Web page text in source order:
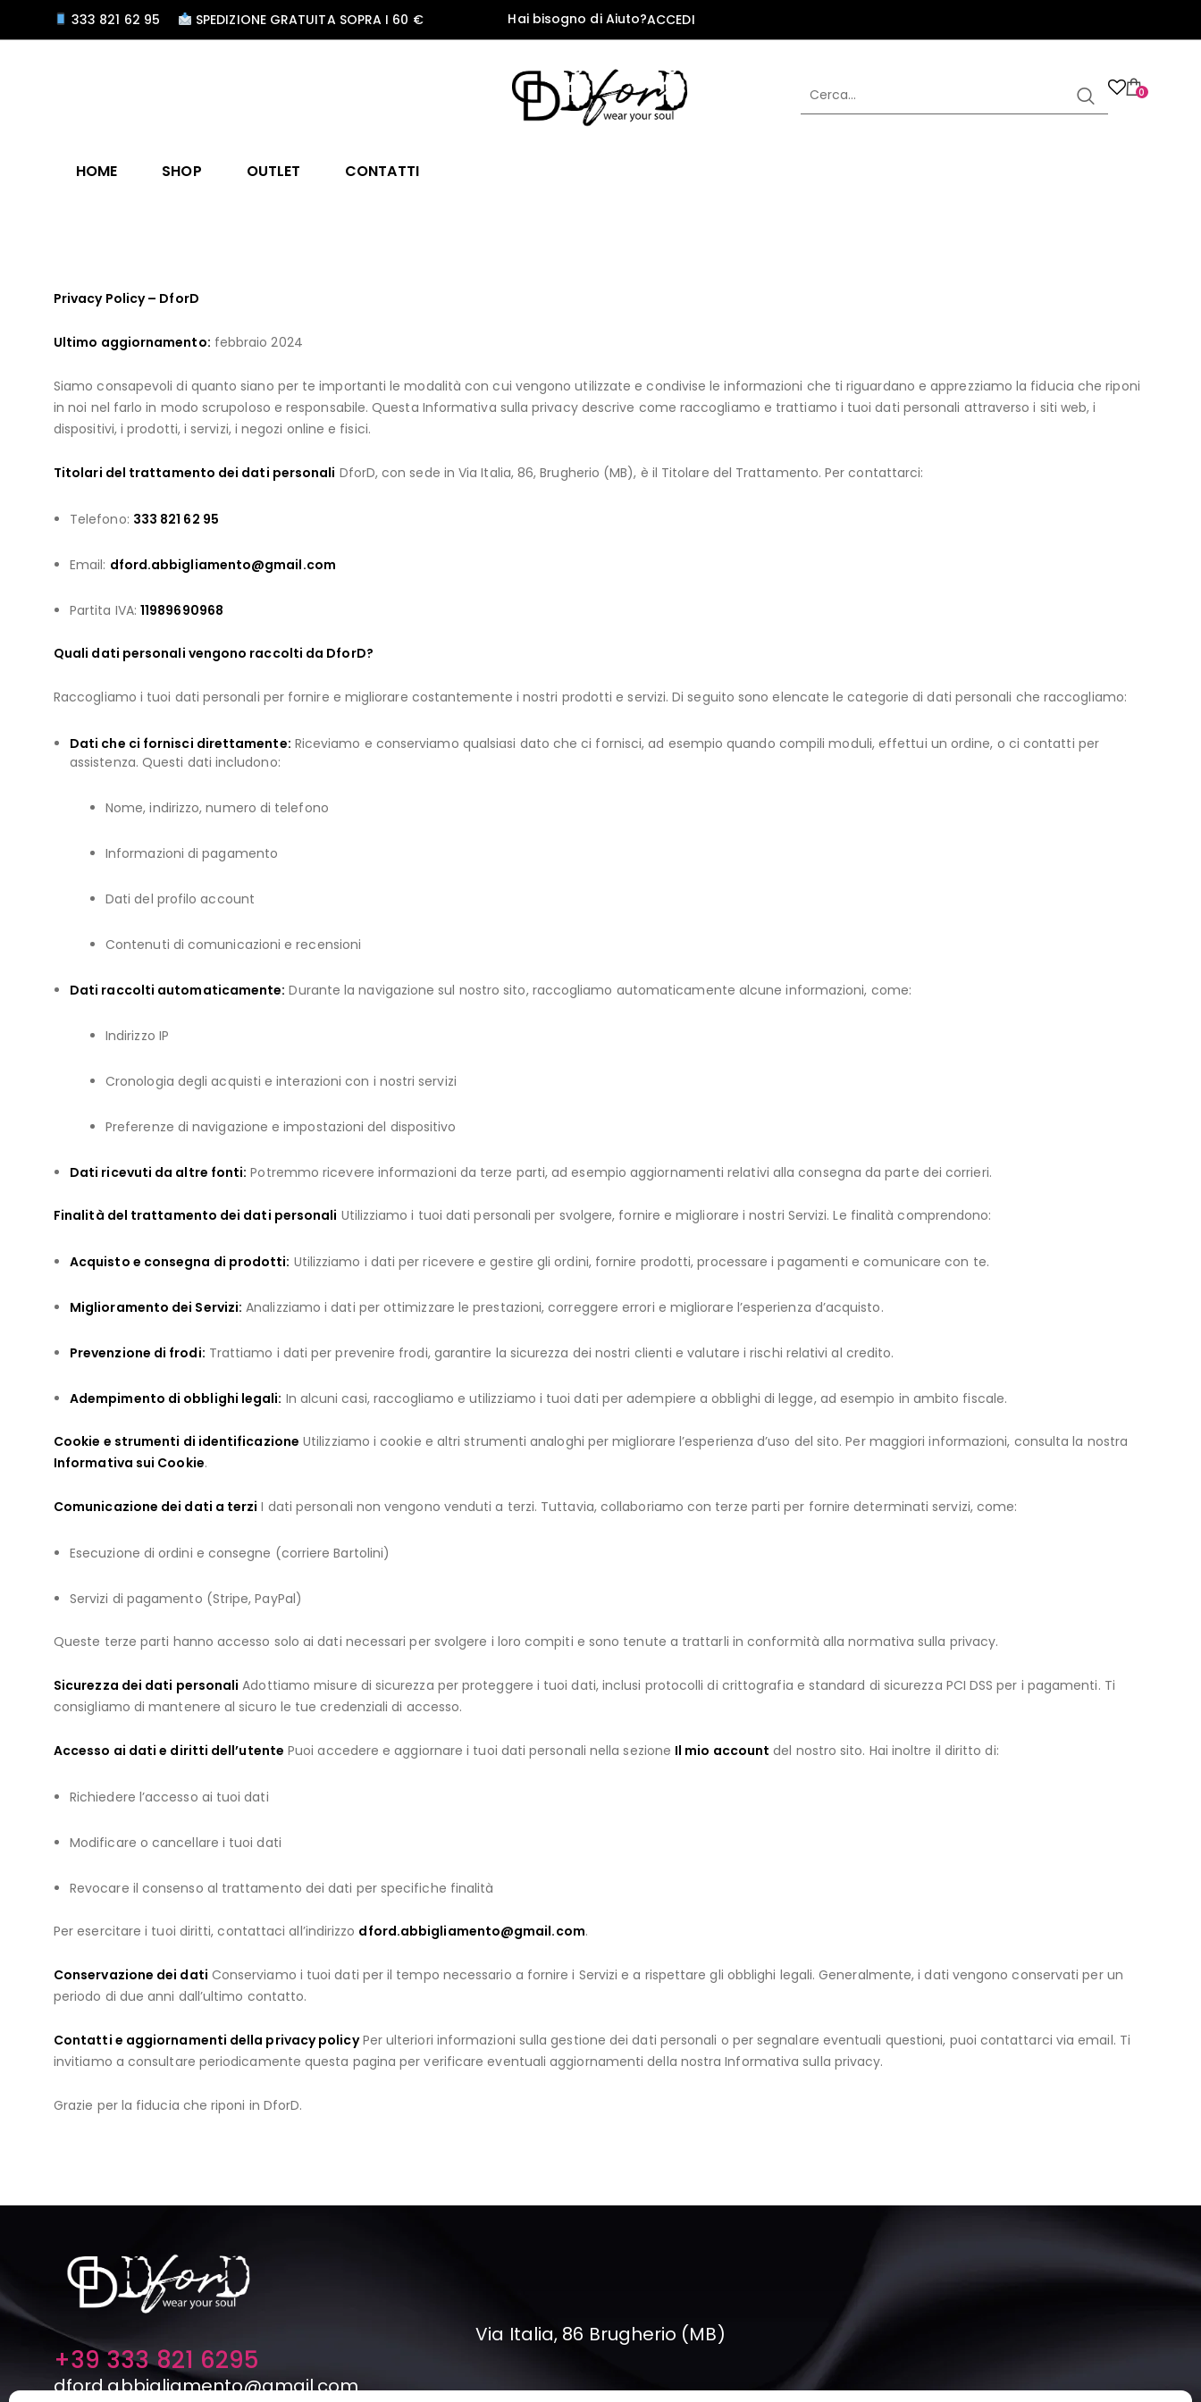
333 821 62 95 SPEDIZIONE GRATUITA SOPRA I 60 € Hai bisogno di Aiuto?ACCEDI
0
HOME SHOP OUTLET CONTATTI
Privacy Policy – DforD
Ultimo aggiornamento: febbraio 2024
Siamo consapevoli di quanto siano per te importanti le modalità con cui vengono utilizzate e condivise le informazioni che ti riguardano e apprezziamo la fiducia che riponi
in noi nel farlo in modo scrupoloso e responsabile. Questa Informativa sulla privacy descrive come raccogliamo e trattiamo i tuoi dati personali attraverso i siti web, i
dispositivi, i prodotti, i servizi, i negozi online e fisici.
Titolari del trattamento dei dati personali DforD, con sede in Via Italia, 86, Brugherio (MB), è il Titolare del Trattamento. Per contattarci:
Telefono: 333 821 62 95
Email: dford.abbigliamento@gmail.com
Partita IVA:11989690968
Quali dati personali vengono raccolti da DforD?
Raccogliamo i tuoi dati personali per fornire e migliorare costantemente i nostri prodotti e servizi. Di seguito sono elencate le categorie di dati personali che raccogliamo:
Dati che ci fornisci direttamente: Riceviamo e conserviamo qualsiasi dato che ci fornisci, ad esempio quando compili moduli, effettui un ordine, o ci contatti per
assistenza. Questi dati includono:
Nome, indirizzo, numero di telefono
Informazioni di pagamento
Dati del profilo account
Contenuti di comunicazioni e recensioni
Dati raccolti automaticamente: Durante la navigazione sul nostro sito, raccogliamo automaticamente alcune informazioni, come:
Indirizzo IP
Cronologia degli acquisti e interazioni con i nostri servizi
Preferenze di navigazione e impostazioni del dispositivo
Dati ricevuti da altre fonti: Potremmo ricevere informazioni da terze parti, ad esempio aggiornamenti relativi alla consegna da parte dei corrieri.
Finalità del trattamento dei dati personali Utilizziamo i tuoi dati personali per svolgere, fornire e migliorare i nostri Servizi. Le finalità comprendono:
Acquisto e consegna di prodotti: Utilizziamo i dati per ricevere e gestire gli ordini, fornire prodotti, processare i pagamenti e comunicare con te.
Miglioramento dei Servizi: Analizziamo i dati per ottimizzare le prestazioni, correggere errori e migliorare l’esperienza d’acquisto.
Prevenzione di frodi: Trattiamo i dati per prevenire frodi, garantire la sicurezza dei nostri clienti e valutare i rischi relativi al credito.
Adempimento di obblighi legali: In alcuni casi, raccogliamo e utilizziamo i tuoi dati per adempiere a obblighi di legge, ad esempio in ambito fiscale.
Cookie e strumenti di identificazione Utilizziamo i cookie e altri strumenti analoghi per migliorare l’esperienza d’uso del sito. Per maggiori informazioni, consulta la nostra
Informativa sui Cookie.
Comunicazione dei dati a terzi I dati personali non vengono venduti a terzi. Tuttavia, collaboriamo con terze parti per fornire determinati servizi, come:
Esecuzione di ordini e consegne (corriere Bartolini)
Servizi di pagamento (Stripe, PayPal)
Queste terze parti hanno accesso solo ai dati necessari per svolgere i loro compiti e sono tenute a trattarli in conformità alla normativa sulla privacy.
Sicurezza dei dati personali Adottiamo misure di sicurezza per proteggere i tuoi dati, inclusi protocolli di crittografia e standard di sicurezza PCI DSS per i pagamenti. Ti
consigliamo di mantenere al sicuro le tue credenziali di accesso.
Accesso ai dati e diritti dell’utente Puoi accedere e aggiornare i tuoi dati personali nella sezione Il mio account del nostro sito. Hai inoltre il diritto di:
Richiedere l’accesso ai tuoi dati
Modificare o cancellare i tuoi dati
Revocare il consenso al trattamento dei dati per specifiche finalità
Per esercitare i tuoi diritti, contattaci all’indirizzo dford.abbigliamento@gmail.com.
Conservazione dei dati Conserviamo i tuoi dati per il tempo necessario a fornire i Servizi e a rispettare gli obblighi legali. Generalmente, i dati vengono conservati per un
periodo di due anni dall’ultimo contatto.
Contatti e aggiornamenti della privacy policyPer ulteriori informazioni sulla gestione dei dati personali o per segnalare eventuali questioni, puoi contattarci via email. Ti
invitiamo a consultare periodicamente questa pagina per verificare eventuali aggiornamenti della nostra Informativa sulla privacy.
Grazie per la fiducia che riponi in DforD.
Via Italia, 86 Brugherio (MB)
+39 333 821 6295
dford.abbigliamento@gmail.com